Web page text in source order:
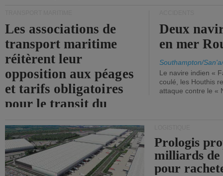
Les associations de
transport maritime
réitèrent leur
opposition aux péages
et tarifs obligatoires
pour le transit du
Deux
en mer
Southampton/
Le navire indien «
coulé, les Houthis
attaque contre le «
Prologis
milliards
pour